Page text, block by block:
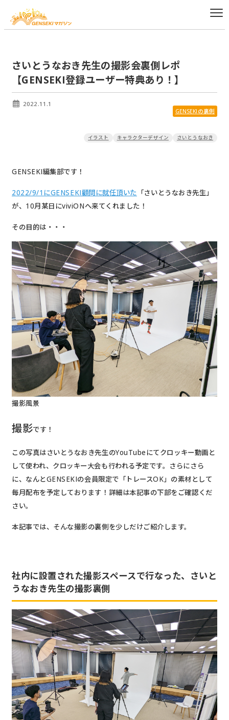
さいとうなおき先生の撮影会裏側レポ
【GENSEKI登録ユーザー特典あり！】
2022.11.1
GENSEKIの裏側
イラスト キャラクターデザイン さいとうなおき
GENSEKI編集部です！
2022/9/1にGENSEKI顧問に就任頂いた 「さいとうなおき先生」
が、10月某日にviviONへ来てくれました！
その目的は・・・
撮影風景
撮影です！
この写真はさいとうなおき先生のYouTubeにてクロッキー動画と
して使われ、クロッキー大会も行われる予定です。さらにさら
に、なんとGENSEKIの会員限定で「トレースOK」の素材として
毎月配布を予定しております！詳細は本記事の下部をご確認くだ
さい。
本記事では、そんな撮影の裏側を少しだけご紹介します。
社内に設置された撮影スペースで行なった、さいと
うなおき先生の撮影裏側